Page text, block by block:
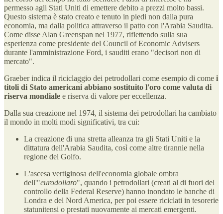
permesso agli Stati Uniti di emettere debito a prezzi molto bassi.
Questo sistema è stato creato e tenuto in piedi non dalla pura
economia, ma dalla politica attraverso il patto con l'Arabia Saudita.
Come disse Alan Greenspan nel 1977, riflettendo sulla sua
esperienza come presidente del Council of Economic Advisers
durante l'amministrazione Ford, i sauditi erano "decisori non di
mercato".
Graeber indica il riciclaggio dei petrodollari come esempio di come i
titoli di Stato americani abbiano sostituito l'oro come valuta di
riserva mondiale e riserva di valore per eccellenza.
Dalla sua creazione nel 1974, il sistema dei petrodollari ha cambiato
il mondo in molti modi significativi, tra cui:
La creazione di una stretta alleanza tra gli Stati Uniti e la
dittatura dell'Arabia Saudita, così come altre tirannie nella
regione del Golfo.
L'ascesa vertiginosa dell'economia globale ombra
dell'"eurodollaro", quando i petrodollari (creati al di fuori del
controllo della Federal Reserve) hanno inondato le banche di
Londra e del Nord America, per poi essere riciclati in tesorerie
statunitensi o prestati nuovamente ai mercati emergenti.